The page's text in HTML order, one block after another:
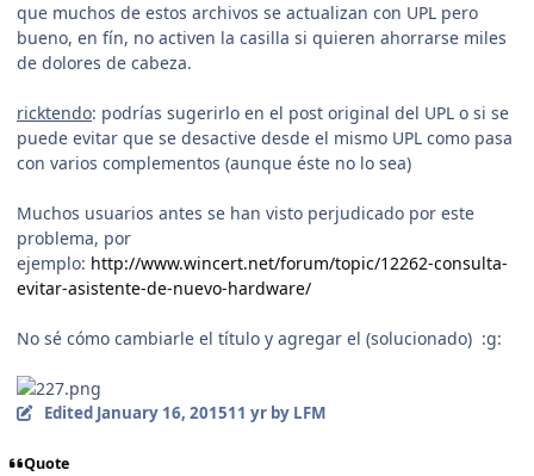
que muchos de estos archivos se actualizan con UPL pero
bueno, en fín, no activen la casilla si quieren ahorrarse miles
de dolores de cabeza.
ricktendo: podrías sugerirlo en el post original del UPL o si se
puede evitar que se desactive desde el mismo UPL como pasa
con varios complementos (aunque éste no lo sea)
Muchos usuarios antes se han visto perjudicado por este
problema, por
ejemplo: http://www.wincert.net/forum/topic/12262-consulta-
evitar-asistente-de-nuevo-hardware/
No sé cómo cambiarle el título y agregar el (solucionado) :g:
Edited January 16, 201511 yrby LFM
Quote